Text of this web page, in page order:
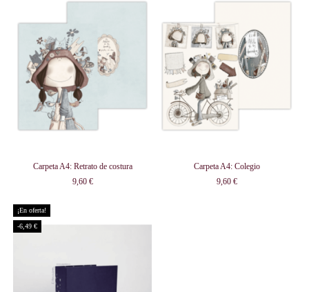
Carpeta A4: Retrato de costura
9,60 €
Carpeta A4: Colegio
9,60 €
¡En oferta!
-6,49 €